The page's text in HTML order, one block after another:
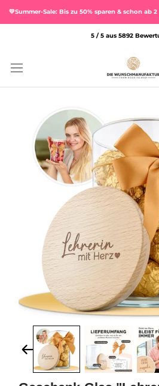
Direkt💛Summer-Sale: Bis zu 50% sparen & schon ab
5 / 5 aus 5892